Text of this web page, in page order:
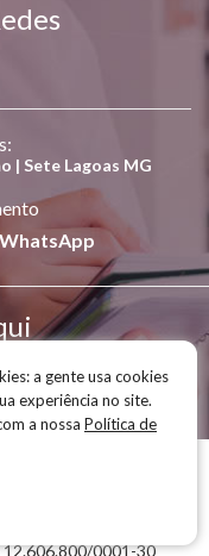
| Sete Lagoas MG
Política de Privacidade
Serviços
|
Fale com a Gente
Reservados.
0001-30
a gente usa cookies
experiência no site.
a nossa Política de